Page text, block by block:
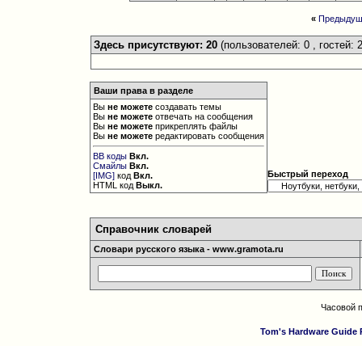
«
Здесь присутствуют: 20 (пользователей: 0 , гостей:
Ваши права в разделе
Выне можете создавать темы
Выне можете отвечать на сообщения
Выне можете прикреплять файлы
Выне можете редактировать сообщения
BB коды Вкл.
Смайлы Вкл.
[IMG] кодВкл.
HTML кодВыкл.
Быстрый переход
Справочник словарей
Словари русского языка - www.gramota.ru
Часовой
Tom's Hardware Guide